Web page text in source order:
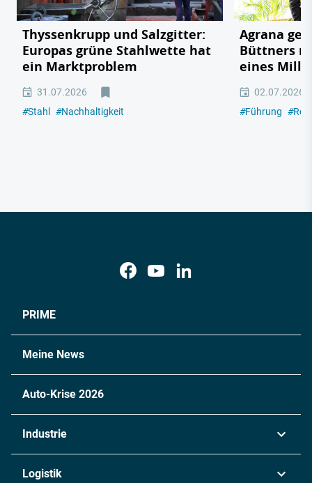
Thyssenkrupp und Salzgitter:
Europas grüne Stahlwette hat
ein Marktproblem
31.07.2026
#Stahl #Nachhaltigkeit
Agrana
Büttners
eines
02.07.2026
#Führung #
PRIME
Meine News
Auto-Krise 2026
Industrie
Logistik